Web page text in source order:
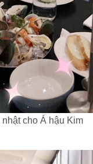
cho Á hậu Kim